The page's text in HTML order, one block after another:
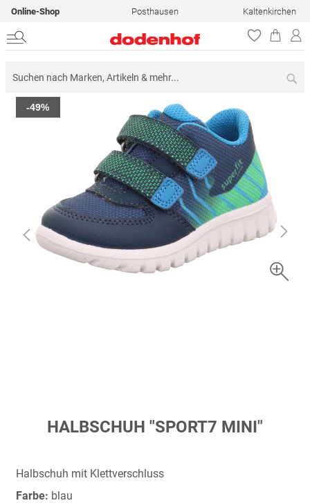
Online-Shop Posthausen Kaltenkirchen
Zum
Ende
-49%
springen
HALBSCHUH "SPORT7 MINI"
Halbschuh mit Klettverschluss
Farbe: blau